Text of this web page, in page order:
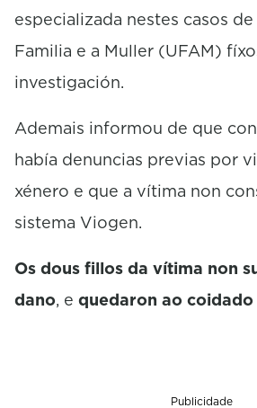
especializada nestes casos
Familia e a Muller (UFAM)
investigación.
Ademais informou de que
había denuncias previas por
xénero e que a vítima non
sistema Viogen.
Os dous fillos da vítima non
dano, e quedaron ao
Publicidade